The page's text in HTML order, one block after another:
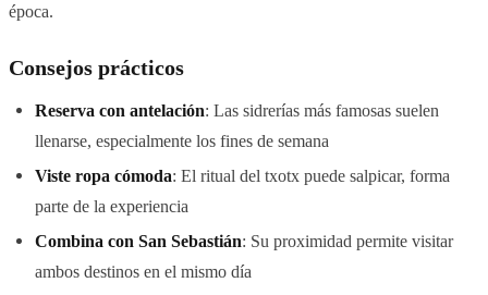
época.
Consejos prácticos
Reserva con antelación: Las sidrerías más famosas suelen
llenarse, especialmente los fines de semana
Viste ropa cómoda: El ritual del txotx puede salpicar, forma
parte de la experiencia
Combina con San Sebastián: Su proximidad permite visitar
ambos destinos en el mismo día